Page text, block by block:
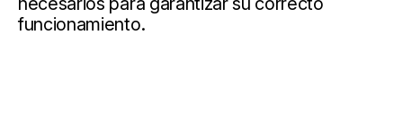
funcionamiento.